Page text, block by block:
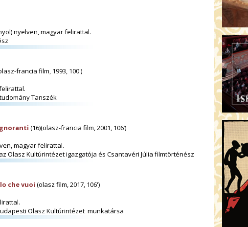
nyelven, magyar felirattal.
francia film, 1993, 100')
Tanszék
(16)(olasz-francia film, 2001, 106’)
magyar felirattal.
Olasz Kultúrintézet igazgatója és Csantavéri Júlia filmtörténész
che vuoi (olasz film, 2017, 106')
Olasz Kultúrintézet munkatársa